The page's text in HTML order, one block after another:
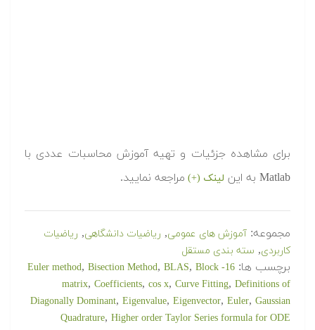
برای مشاهده جزئیات و تهیه آموزش محاسبات عددی با
Matlab به این
لینک (+) مراجعه نمایید.
مجموعه: آموزش های عمومی, ریاضیات دانشگاهی, ریاضیات
کاربردی, سته بندی مستقل
برچسب ها: 16- Euler method
, Bisection Method, BLAS, Block
matrix, Coefficients, cos x, Curve Fitting, Definitions of
Diagonally Dominant, Eigenvalue, Eigenvector, Euler, Gaussian
Quadrature, Higher order Taylor Series formula for ODE